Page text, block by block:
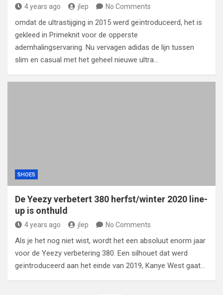
4 years ago jlep No Comments
omdat de ultrastijging in 2015 werd geïntroduceerd, het is
gekleed in Primeknit voor de opperste
ademhalingservaring. Nu vervagen adidas de lijn tussen
slim en casual met het geheel nieuwe ultra…
SHOES
De Yeezy verbetert 380 herfst/winter 2020 line-
up is onthuld
4 years ago jlep No Comments
Als je het nog niet wist, wordt het een absoluut enorm jaar
voor de Yeezy verbetering 380. Een silhouet dat werd
geïntroduceerd aan het einde van 2019, Kanye West gaat…